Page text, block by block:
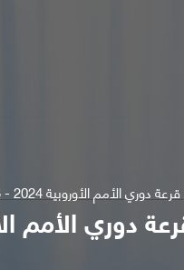
الأمم الأوروبية 2024 - 2025
الأمم الأوروبية